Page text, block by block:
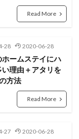
Read More
28 2020-06-28
ホームステイにハ
い理由＋アタリを
方法
Read More
27 2020-06-28